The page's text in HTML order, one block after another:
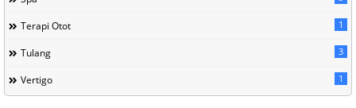
Terapi Otot 1
Tulang 3
Vertigo 1